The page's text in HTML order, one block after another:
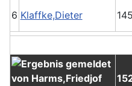
6 Klaffke,Dieter